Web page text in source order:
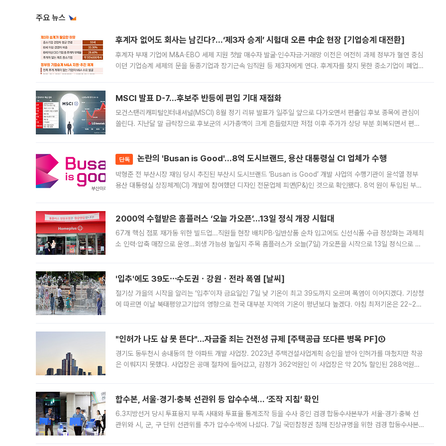
주요 뉴스
후계자 없어도 회사는 남긴다?…‘제3자 승계’ 시험대 오른 中企 현장 [기업승계 대전환]
후계자 부재 기업에 M&A·EBO 세제 지원 첫발 매수자 발굴·인수자금·거래망 이전은 여전히 과제 정부가 혈연 중심
이던 기업승계 세제의 문을 동종기업과 장기근속 임직원 등 제3자에게 연다. 후계자를 찾지 못한 중소기업이 폐업
MSCI 발표 D-7…후보주 반등에 편입 기대 재점화
모건스탠리캐피털인터내셔널(MSCI) 8월 정기 리뷰 발표가 일주일 앞으로 다가오면서 편출입 후보 종목에 관심이
쏠린다. 지난달 말 급락장으로 후보군의 시가총액이 크게 흔들렸지만 저점 이후 주가가 상당 부분 회복되면서 편입
단독 논란의 'Busan is Good'…8억 도시브랜드, 용산 대통령실 CI 업체가 수행
박형준 전 부산시장 재임 당시 추진된 부산시 도시브랜드 ‘Busan is Good’ 개발 사업의 수행기관이 윤석열 정부
용산 대통령실 상징체계(CI) 개발에 참여했던 디자인 전문업체 피앤(P&)인 것으로 확인됐다. 8억 원이 투입된 부산
2000억 수혈받은 홈플러스 ‘오늘 가오픈’...13일 정식 개장 시험대
67개 핵심 점포 재가동 위한 빌드업...직원들 현장 배치PB·일반상품 순차 입고에도 신선식품 수급 정상화는 과제최
소 인력·압축 매장으로 운영…회생 가능성 높일지 주목 홈플러스가 오늘(7일) 가오픈을 시작으로 13일 정식으로 재
'입추'에도 39도⋯수도권ㆍ강원ㆍ전라 폭염 [날씨]
절기상 가을의 시작을 알리는 ‘입추’이자 금요일인 7일 낮 기온이 최고 39도까지 오르며 폭염이 이어지겠다. 기상청
에 따르면 이날 북태평양고기압의 영향으로 전국 대부분 지역의 기온이 평년보다 높겠다. 아침 최저기온은 22~27
"인허가 나도 삽 못 뜬다"…자금줄 죄는 건전성 규제 [주택공급 또다른 병목 PF]①
경기도 동두천시 송내동의 한 아파트 개발 사업장. 2023년 주택건설사업계획 승인을 받아 인허가를 마쳤지만 착공
은 이뤄지지 못했다. 사업장은 공매 절차에 들어갔고, 감정가 362억원인 이 사업장은 약 20% 할인된 288억원에
합수본, 서울·경기·충북 선관위 등 압수수색… ‘조작 지침’ 확인
6.3지방선거 당시 투표용지 부족 사태와 투표율 통계조작 등을 수사 중인 검경 합동수사본부가 서울·경기·충북 선
관위와 시, 군, 구 단위 선관위를 추가 압수수색에 나섰다. 7일 국민참정권 침해 진상규명을 위한 검경 합동수사본